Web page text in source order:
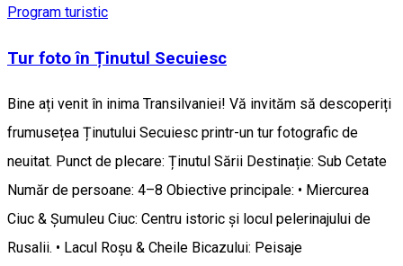
Program turistic
Tur foto în Ținutul Secuiesc
Bine ați venit în inima Transilvaniei! Vă invităm să descoperiți
frumusețea Ținutului Secuiesc printr-un tur fotografic de
neuitat. Punct de plecare: Ținutul Sării Destinație: Sub Cetate
Număr de persoane: 4–8 Obiective principale: • Miercurea
Ciuc & Șumuleu Ciuc: Centru istoric și locul pelerinajului de
Rusalii. • Lacul Roșu & Cheile Bicazului: Peisaje